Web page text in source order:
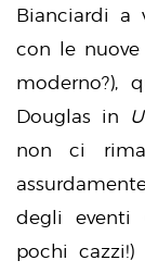
Bianciardi a
con le
moderno?),
Douglas in
non ci
degli eventi
pochi